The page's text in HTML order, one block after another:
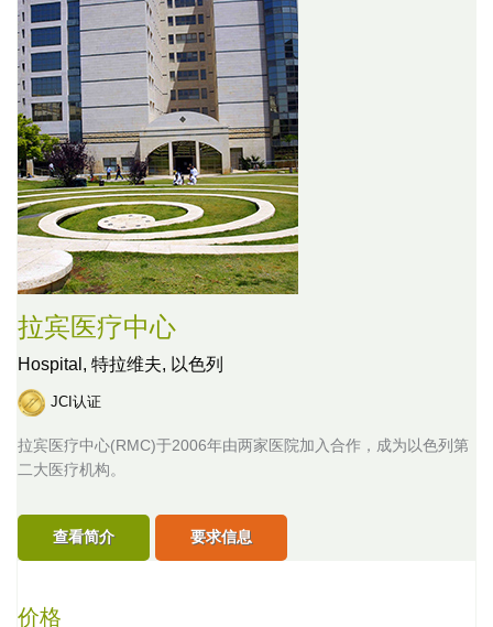
拉宾医疗中心
Hospital, 特拉维夫, 以色列
JCI认证
拉宾医疗中心(RMC)于2006年由两家医院加入合作，成为以色列第
二大医疗机构。
查看简介 要求信息
价格